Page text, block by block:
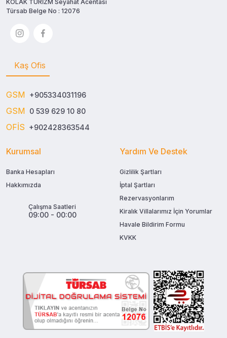
Kurumsal
Banka Hesapları
Hakkımızda
Çalışma Saatleri
09:00 - 00:00
Yardım Ve Destek
Gizlilik Şartları
İptal Şartları
Rezervasyonlarım
Kiralık Villalarımız İçin Yorumlar
Havale Bildirim Formu
KVKK
KOLAK TURİZM Seyahat Acentası
Türsab Belge No : 12076
Kaş Ofis
+905334031196
GSM
0 539 629 10 80
GSM
+902428363544
OFİS